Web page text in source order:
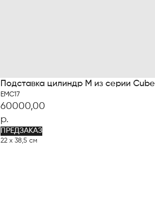
Подставка цилиндр М из серии Cube
EMC17
60000,00
р.
ПРЕДЗАКАЗ
22 х 38,5 см